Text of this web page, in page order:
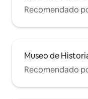
Recomendado
Museo de
Recomendado